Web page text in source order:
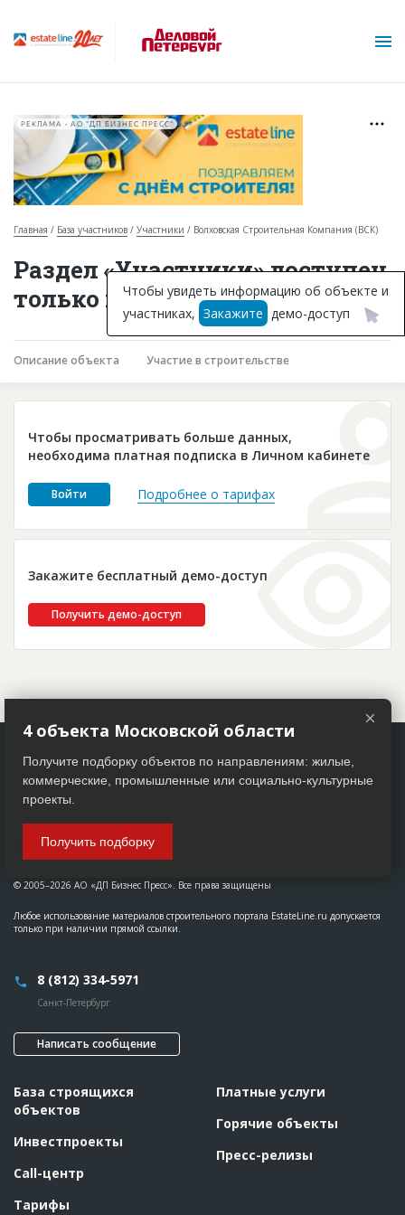
Горячие объекты
База строящихся объектов
Инвестпроекты
Глоссарий
Платные услуги
Пресс-релизы
РЕКЛАМА • АО "ДП БИЗНЕС ПРЕСС"
Главная База участников Участники Волховская Строительная Компания (ВСК)
Раздел «Участники» доступен
только подписчикам
Описание объекта Участие в строительстве
Чтобы просматривать больше данных,
необходима платная подписка в Личном кабинете
Войти Подробнее о тарифах
Закажите бесплатный демо-доступ
Получить демо-доступ
Чтобы увидеть информацию об объекте и
участниках, Закажите демо-доступ
© 2005–2026 АО «ДП Бизнес Пресс». Все права защищены
Любое использование материалов строительного портала EstateLine.ru допускается
только при наличии прямой ссылки.
8 (812) 334-5971
Санкт-Петербург
Написать сообщение
База строящихся
объектов
Инвестпроекты
Call-центр
Тарифы
Платные услуги
Горячие объекты
Пресс-релизы
×
4 объекта Московской области
Получите подборку объектов по направлениям: жилые,
коммерческие, промышленные или социально-культурные
проекты.
Получить подборку